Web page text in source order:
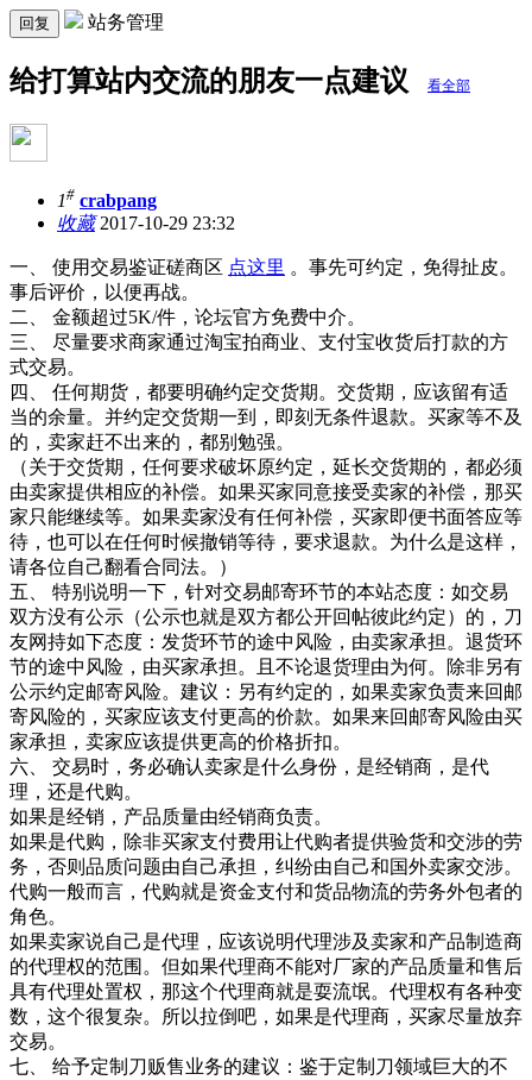
回复 站务管理
给打算站内交流的朋友一点建议 看全部
1# crabpang
收藏2017-10-29 23:32
一、 使用交易鉴证磋商区 点这里 。事先可约定，免得扯皮。
事后评价，以便再战。
二、
金额超过5K/件，论坛官方免费中介。
三、
尽量要求商家通过淘宝拍商业、支付宝收货后打款的方
式交易。
四、
任何期货，都要明确约定交货期。交货期，应该留有适
当的余量。并约定交货期一到，即刻无条件退款。买家等不及
的，卖家赶不出来的，都别勉强。
（关于交货期，任何要求破坏原约定，延长交货期的，都必须
由卖家提供相应的补偿。如果买家同意接受卖家的补偿，那买
家只能继续等。如果卖家没有任何补偿，买家即便书面答应等
待，也可以在任何时候撤销等待，要求退款。为什么是这样，
请各位自己翻看合同法。）
五、 特别说明一下，针对交易邮寄环节的本站态度：如交易
双方没有公示（公示也就是双方都公开回帖彼此约定）的，刀
友网持如下态度：发货环节的途中风险，由卖家承担。退货环
节的途中风险，由买家承担。且不论退货理由为何。除非另有
公示约定邮寄风险。建议：另有约定的，如果卖家负责来回邮
寄风险的，买家应该支付更高的价款。如果来回邮寄风险由买
家承担，卖家应该提供更高的价格折扣。
六、
交易时，务必确认卖家是什么身份，是经销商，是代
理，还是代购。
如果是经销，产品质量由经销商负责。
如果是代购，除非买家支付费用让代购者提供验货和交涉的劳
务，否则品质问题由自己承担，纠纷由自己和国外卖家交涉。
代购一般而言，代购就是资金支付和货品物流的劳务外包者的
角色。
如果卖家说自己是代理，应该说明代理涉及卖家和产品制造商
的代理权的范围。但如果代理商不能对厂家的产品质量和售后
具有代理处置权，那这个代理商就是耍流氓。代理权有各种变
数，这个很复杂。所以拉倒吧，如果是代理商，买家尽量放弃
交易。
七、 给予定制刀贩售业务的建议：鉴于定制刀领域巨大的不